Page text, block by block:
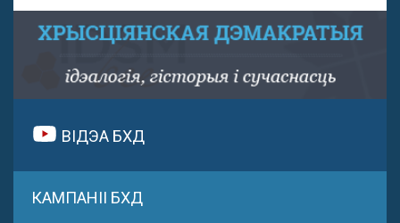
ВІДЭА БХД
КАМПАНІІ БХД